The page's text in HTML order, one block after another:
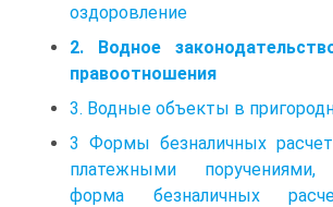
оздоровление
2. Водное
правоотношения
3. Водные объекты в
3 Формы безналичных
платежными поручениями,
форма безналичных